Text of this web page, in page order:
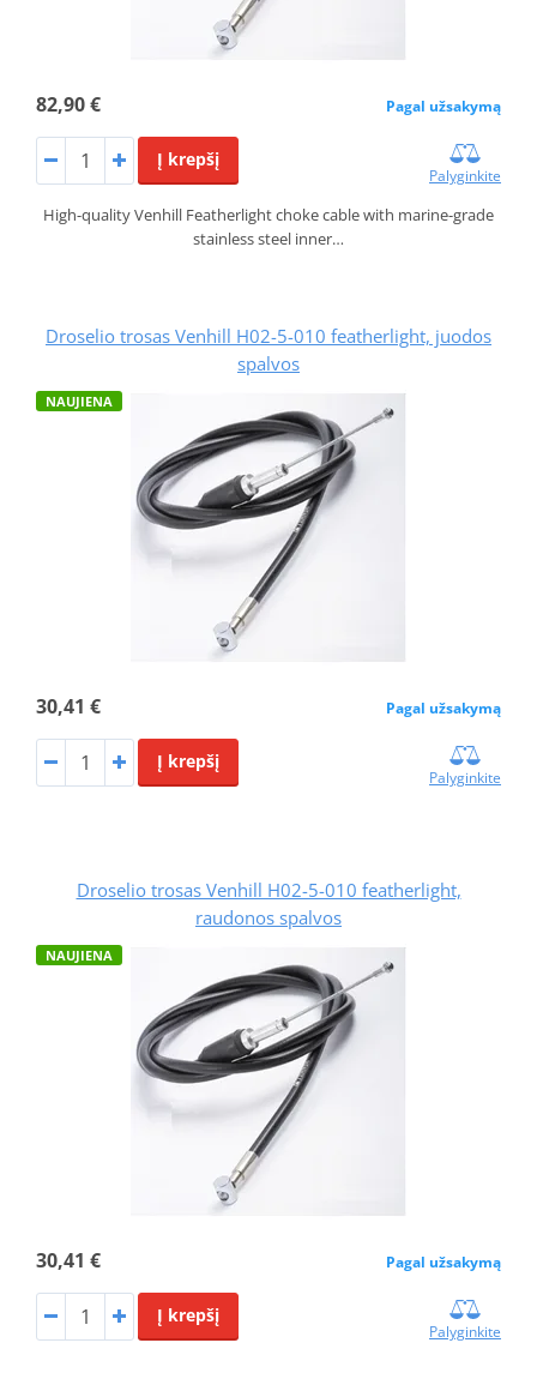
82,90 € Pagal užsakymą
Į krepšį
Palyginkite
High-quality Venhill Featherlight choke cable with marine-grade
stainless steel inner…
Droselio trosas Venhill H02-5-010 featherlight, juodos
spalvos
NAUJIENA
30,41 € Pagal užsakymą
Į krepšį
Palyginkite
Droselio trosas Venhill H02-5-010 featherlight,
raudonos spalvos
NAUJIENA
30,41 € Pagal užsakymą
Į krepšį
Palyginkite